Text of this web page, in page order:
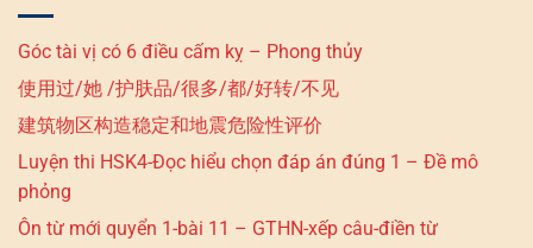
Góc tài vị có 6 điều cấm kỵ – Phong thủy
使用过/她 /护肤品/很多/都/好转/不见
建筑物区构造稳定和地震危险性评价
Luyện thi HSK4-Đọc hiểu chọn đáp án đúng 1 – Đề mô
phỏng
Ôn từ mới quyển 1-bài 11 – GTHN-xếp câu-điền từ